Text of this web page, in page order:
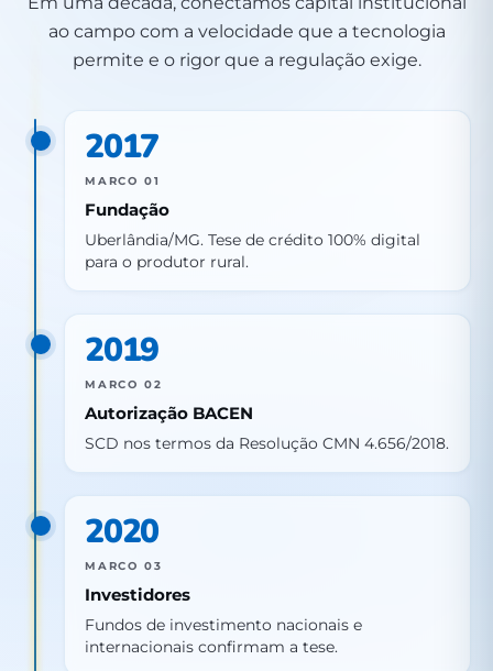
ao campo com a velocidade que a tecnologia
permite e o rigor que a regulação exige.
2017
MARCO 01
Fundação
Uberlândia/MG. Tese de crédito 100% digital
para o produtor rural.
2019
MARCO 02
Autorização BACEN
SCD nos termos da Resolução CMN 4.656/2018.
2020
MARCO 03
Investidores
Fundos de investimento nacionais e
internacionais confirmam a tese.